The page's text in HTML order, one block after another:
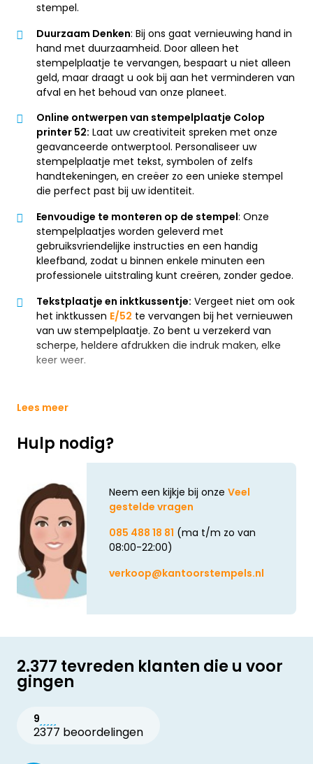
stempel.
Duurzaam Denken: Bij ons gaat vernieuwing hand in
hand met duurzaamheid. Door alleen het
stempelplaatje te vervangen, bespaart u niet alleen
geld, maar draagt u ook bij aan het verminderen van
afval en het behoud van onze planeet.
Online ontwerpen van stempelplaatje Colop
printer 52: Laat uw creativiteit spreken met onze
geavanceerde ontwerptool. Personaliseer uw
stempelplaatje met tekst, symbolen of zelfs
handtekeningen, en creëer zo een unieke stempel
die perfect past bij uw identiteit.
Eenvoudige te monteren op de stempel: Onze
stempelplaatjes worden geleverd met
gebruiksvriendelijke instructies en een handig
kleefband, zodat u binnen enkele minuten een
professionele uitstraling kunt creëren, zonder gedoe.
Tekstplaatje en inktkussentje: Vergeet niet om ook
het inktkussen E/52 te vervangen bij het vernieuwen
van uw stempelplaatje. Zo bent u verzekerd van
scherpe, heldere afdrukken die indruk maken, elke
keer weer.
Lees meer
Hulp nodig?
Neem een kijkje bij onze Veel
gestelde vragen
085 488 18 81 (ma t/m zo van
08:00-22:00)
verkoop@kantoorstempels.nl
2.377 tevreden klanten die u voor
gingen
9
2377 beoordelingen